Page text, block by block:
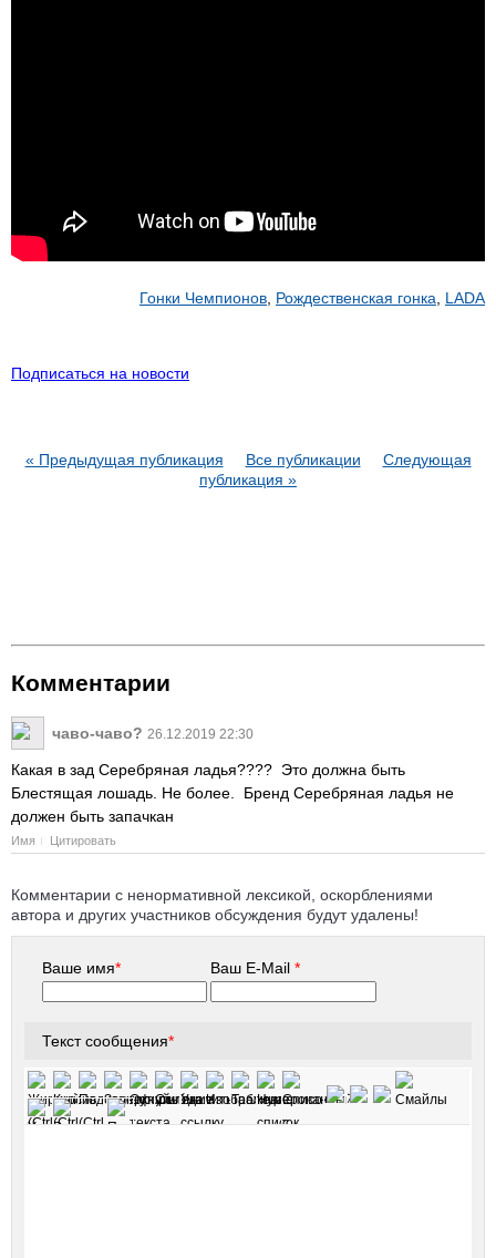
Гонки Чемпионов Рождественская гонка LADA
Подписаться на новости
« Предыдущая публикация Все публикации
Следующая
публикация »
Комментарии
чаво-чаво? 26.12.2019 22:30
Какая в зад Серебряная ладья???? Это должна быть
Блестящая лошадь. Не более. Бренд Серебряная ладья не
должен быть запачкан
Имя Цитировать
Комментарии с ненормативной лексикой, оскорблениями
автора и других участников обсуждения будут удалены!
Ваше имя* Ваш E-Mail*
Текст сообщения*